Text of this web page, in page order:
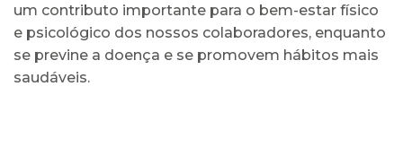
um contributo importante para o bem-estar físico
e psicológico dos nossos colaboradores, enquanto
se previne a doença e se promovem hábitos mais
saudáveis.